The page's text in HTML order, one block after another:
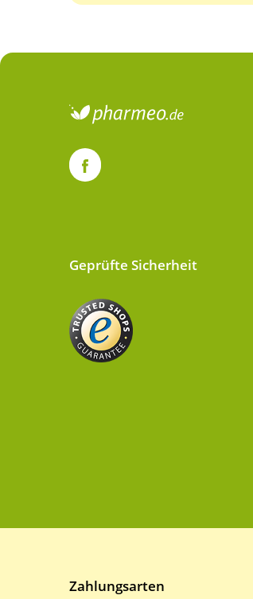
Geprüfte Sicherheit
Zahlungsarten